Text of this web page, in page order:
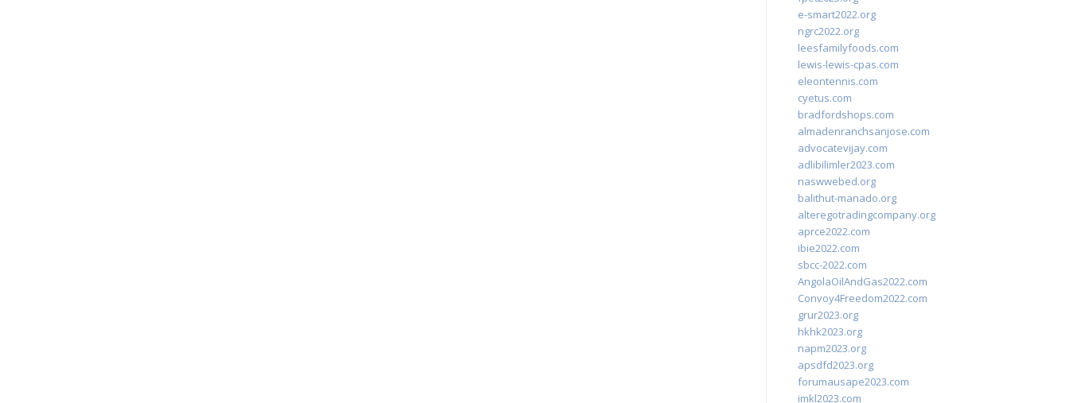
e-smart2022.org
ngrc2022.org
leesfamilyfoods.com
lewis-lewis-cpas.com
eleontennis.com
cyetus.com
bradfordshops.com
almadenranchsanjose.com
advocatevijay.com
adlibilimler2023.com
naswwebed.org
balithut-manado.org
alteregotradingcompany.org
aprce2022.com
ibie2022.com
sbcc-2022.com
AngolaOilAndGas2022.com
Convoy4Freedom2022.com
grur2023.org
hkhk2023.org
napm2023.org
apsdfd2023.org
forumausape2023.com
imkl2023.com